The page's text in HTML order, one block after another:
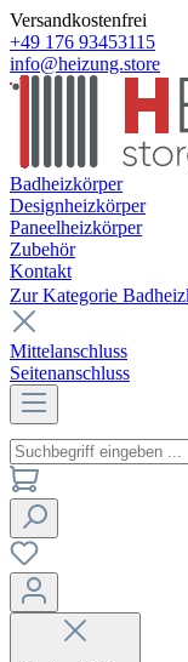
Versandkostenfrei
+49 176 93453115
info@heizung.store
Badheizkörper
Designheizkörper
Paneelheizkörper
Zubehör
Kontakt
Zur Kategorie
Mittelanschluss
Seitenanschluss